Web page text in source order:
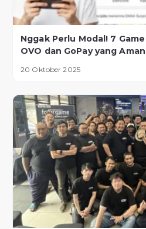
Nggak Perlu Modal! 7
OVO dan GoPay yang
20 Oktober 2025